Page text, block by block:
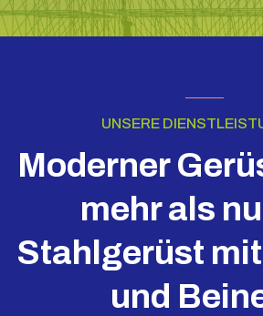
UNSERE
Moderner
mehr als
Stahlgerüst
und